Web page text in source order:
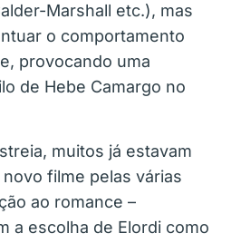
Marshall etc.), mas
o comportamento
provocando uma
de Hebe Camargo no
muitos já estavam
filme pelas várias
ao romance –
a escolha de Elordi como